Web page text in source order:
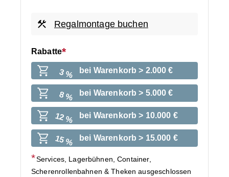
Regalmontage buchen
Rabatte
3 % bei Warenkorb > 2.000 €
8 % bei Warenkorb > 5.000 €
12 % bei Warenkorb > 10.000 €
15 % bei Warenkorb > 15.000 €
Services, Lagerbühnen, Container,
Scherenrollenbahnen & Theken ausgeschlossen